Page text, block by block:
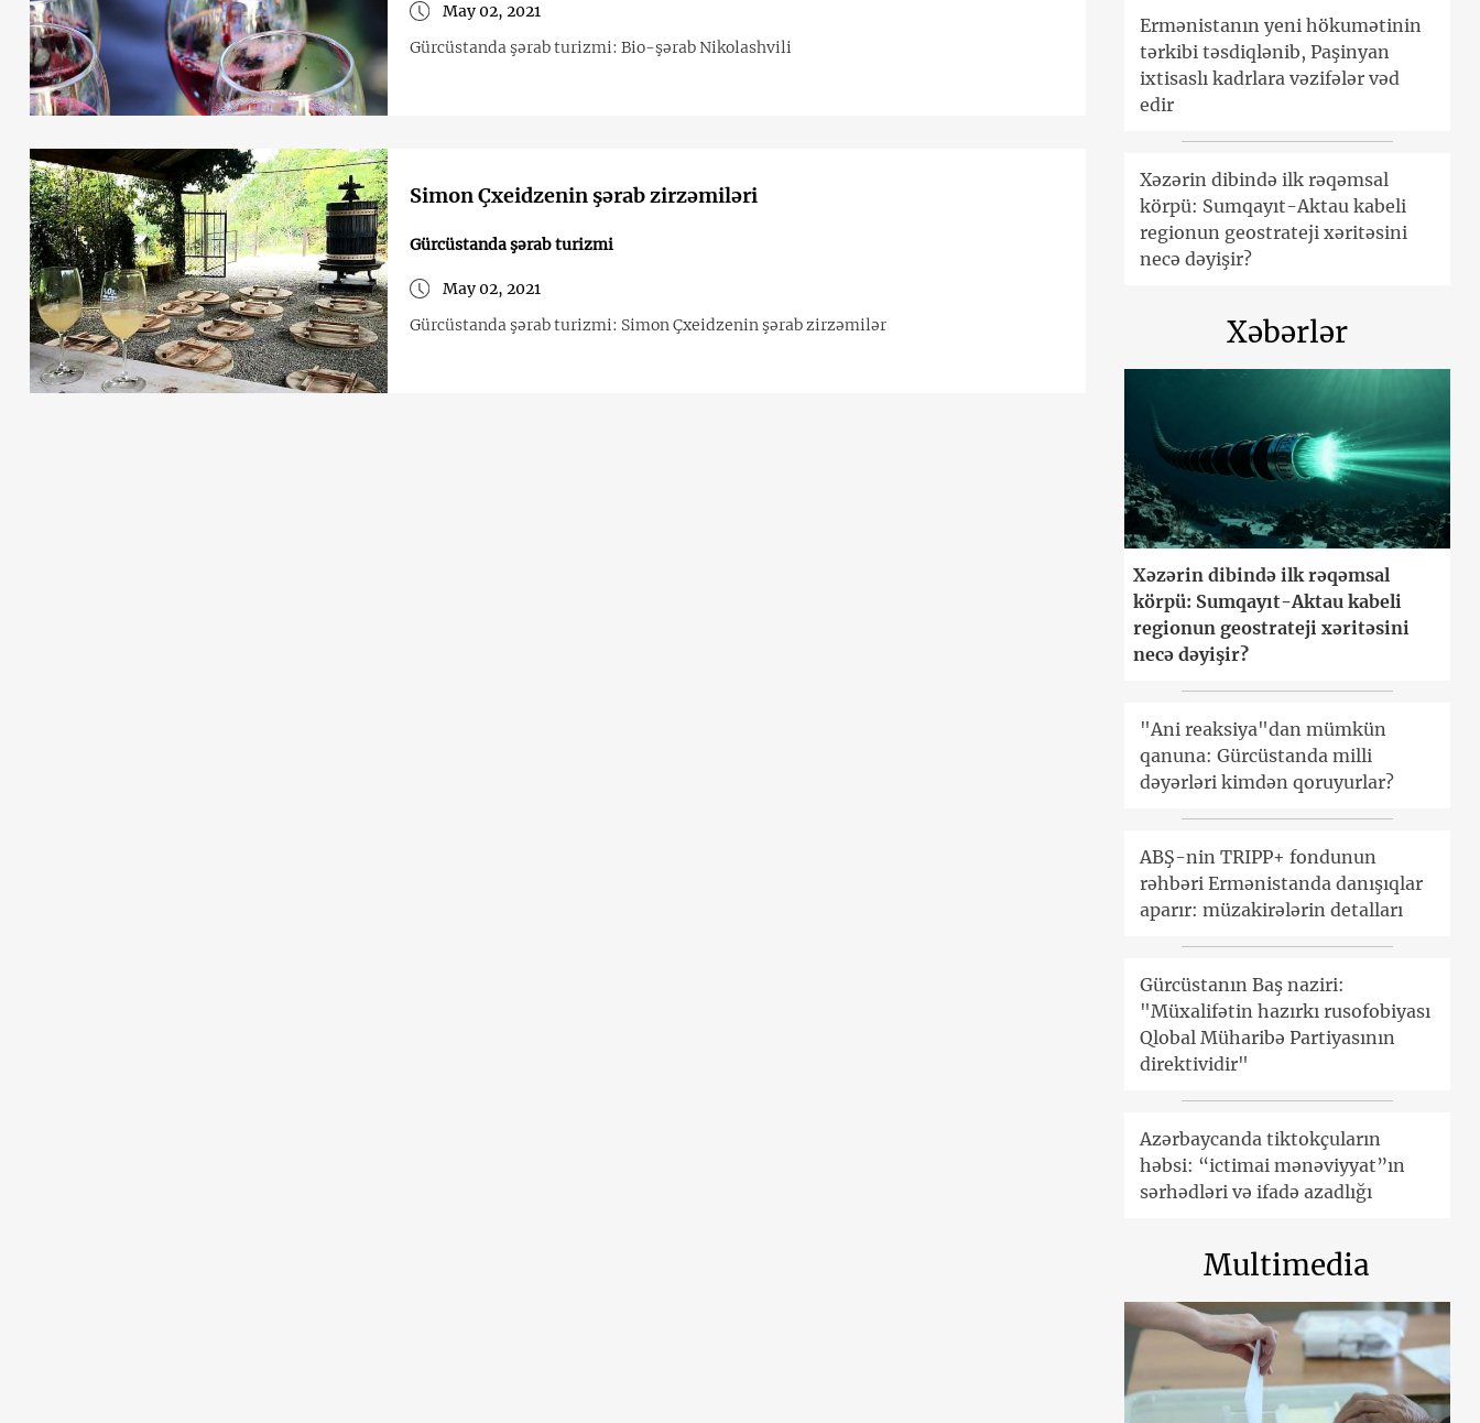
May 02, 2021
Gürcüstanda şərab turizmi: Bio-şərab Nikolashvili
Simon Çxeidzenin şərab zirzəmiləri
Gürcüstanda şərab turizmi
May 02, 2021
Gürcüstanda şərab turizmi: Simon Çxeidzenin şərab zirzəmilər
Ermənistanın yeni hökumətinin
tərkibi təsdiqlənib, Paşinyan
ixtisaslı kadrlara vəzifələr vəd
edir
Xəzərin dibində ilk rəqəmsal
körpü: Sumqayıt-Aktau kabeli
regionun geostrateji xəritəsini
necə dəyişir?
Xəbərlər
Xəzərin dibində ilk rəqəmsal
körpü: Sumqayıt-Aktau kabeli
regionun geostrateji xəritəsini
necə dəyişir?
"Ani reaksiya"dan mümkün
qanuna: Gürcüstanda milli
dəyərləri kimdən qoruyurlar?
ABŞ-nin TRIPP+ fondunun
rəhbəri Ermənistanda danışıqlar
aparır: müzakirələrin detalları
Gürcüstanın Baş naziri:
"Müxalifətin hazırkı rusofobiyası
Qlobal Müharibə Partiyasının
direktividir"
Azərbaycanda tiktokçuların
həbsi: “ictimai mənəviyyat”ın
sərhədləri və ifadə azadlığı
Multimedia